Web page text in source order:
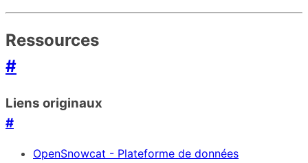
Ressources
#
Liens originaux
#
OpenSnowcat - Plateforme de données